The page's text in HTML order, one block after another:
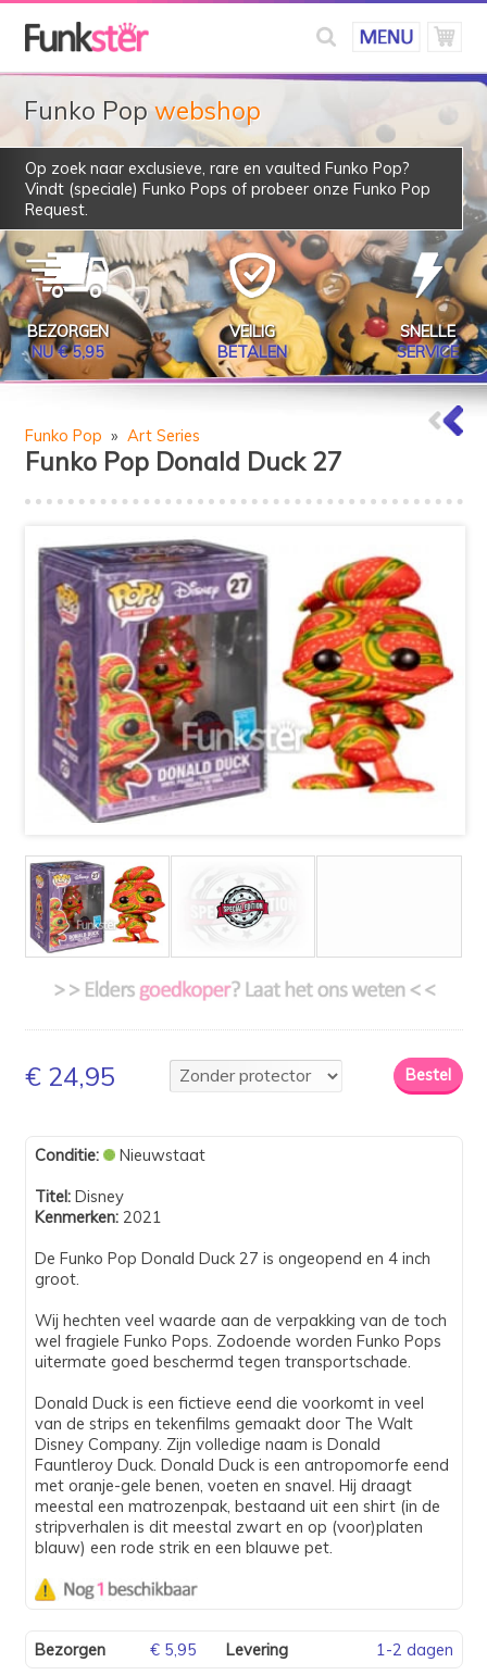
Funko Popwebshop
Op zoek naar exclusieve, rare en vaulted Funko Pop?
Vindt (speciale) Funko Pops of probeer onzeFunko Pop
Request.
BEZORGEN
NU € 5,95
VEILIG
BETALEN
SNELLE
SERVICE
Funko Pop » Art Series
Funko Pop Donald Duck 27
€ 24,95
Conditie:
Nieuwstaat
Titel:Disney
Kenmerken:2021
De Funko Pop Donald Duck 27 is ongeopend en 4 inch
groot.
Wij hechten veel waarde aan de verpakking van de toch
wel fragiele Funko Pops. Zodoende worden Funko Pops
uitermate goed beschermd tegen transportschade.
Donald Duck is een fictieve eend die voorkomt in veel
van de strips en tekenfilms gemaakt door The Walt
Disney Company. Zijn volledige naam is Donald
Fauntleroy Duck. Donald Duck is een antropomorfe eend
met oranje-gele benen, voeten en snavel. Hij draagt
meestal een matrozenpak, bestaand uit een shirt (in de
stripverhalen is dit meestal zwart en op (voor)platen
blauw) een rode strik en een blauwe pet.
Bezorgen € 5,95 Levering 1-2 dagen